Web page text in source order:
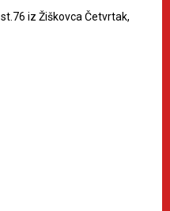
st.76 iz Žiškovca Četvrtak,